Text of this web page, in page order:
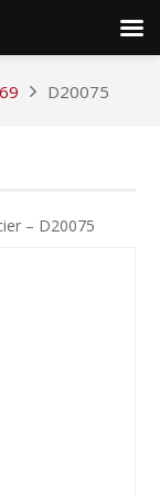
D20075
– D20075